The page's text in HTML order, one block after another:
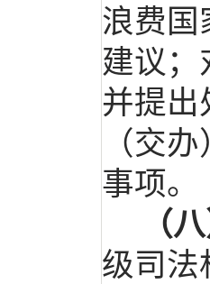
浪费国
建议；
并提出
（交
事项。
（
级司法